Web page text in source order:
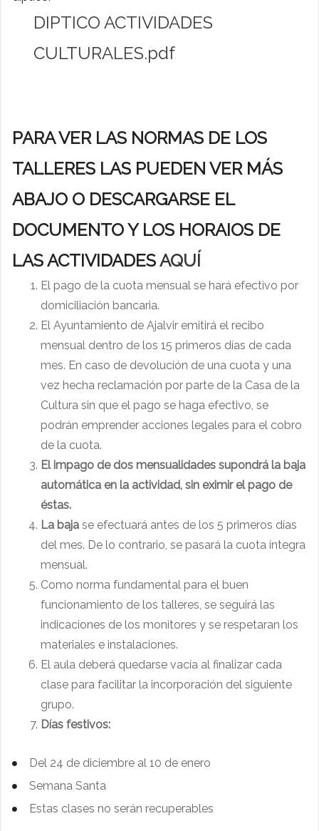
DIPTICO ACTIVIDADES
CULTURALES.pdf
PARA VER LAS NORMAS DE LOS
TALLERES LAS PUEDEN VER MÁS
ABAJO O DESCARGARSE EL
DOCUMENTO Y LOS HORAIOS DE
LAS ACTIVIDADESAQUÍ
El pago de la cuota mensual se hará efectivo por
domiciliación bancaria.
El Ayuntamiento de Ajalvir emitirá el recibo
mensual dentro de los 15 primeros días de cada
mes. En caso de devolución de una cuota y una
vez hecha reclamación por parte de la Casa de la
Cultura sin que el pago se haga efectivo, se
podrán emprender acciones legales para el cobro
de la cuota.
El impago de dos mensualidades supondrá la baja
automática en la actividad, sin eximir el pago de
éstas.
La baja se efectuará antes de los 5 primeros días
del mes. De lo contrario, se pasará la cuota íntegra
mensual.
Como norma fundamental para el buen
funcionamiento de los talleres, se seguirá las
indicaciones de los monitores y se respetaran los
materiales e instalaciones.
El aula deberá quedarse vacía al finalizar cada
clase para facilitar la incorporación del siguiente
grupo.
Días festivos:
Del 24 de diciembre al 10 de enero
Semana Santa
Estas clases no serán recuperables